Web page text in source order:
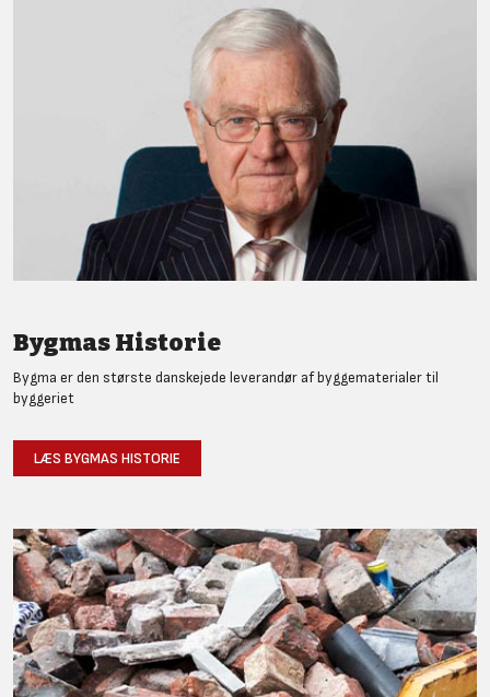
Bygmas Historie
Bygma er den største danskejede leverandør af byggematerialer til
byggeriet
LÆS BYGMAS HISTORIE